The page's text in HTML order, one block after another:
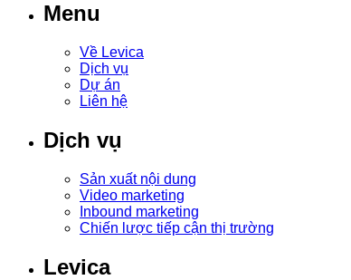
Menu
Về Levica
Dịch vụ
Dự án
Liên hệ
Dịch vụ
Sản xuất nội dung
Video marketing
Inbound marketing
Chiến lược tiếp cận thị trường
Levica